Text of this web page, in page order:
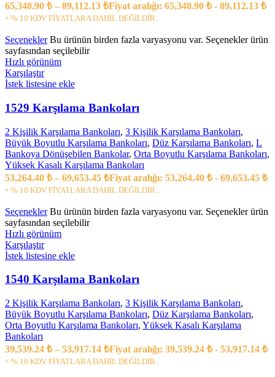
65,348.90 ₺ – 89,112.13 ₺Fiyat aralığı: 65,348.90 ₺ - 89,112.13 ₺
+ % 10 KDV FİYATLARA DAHİL DEĞİLDİR..
Seçenekler Bu ürünün birden fazla varyasyonu var. Seçenekler ürün
sayfasından seçilebilir
Hızlı görünüm
Karşılaştır
İstek listesine ekle
1529 Karşılama Bankoları
2 Kişilik Karşılama Bankoları, 3 Kişilik Karşılama Bankoları,
Büyük Boyutlu Karşılama Bankoları, Düz Karşılama Bankoları, L
Bankoya Dönüşebilen Bankolar, Orta Boyutlu Karşılama Bankoları,
Yüksek Kasalı Karşılama Bankoları
53,264.40 ₺ – 69,653.45 ₺Fiyat aralığı: 53,264.40 ₺ - 69,653.45 ₺
+ % 10 KDV FİYATLARA DAHİL DEĞİLDİR..
Seçenekler Bu ürünün birden fazla varyasyonu var. Seçenekler ürün
sayfasından seçilebilir
Hızlı görünüm
Karşılaştır
İstek listesine ekle
1540 Karşılama Bankoları
2 Kişilik Karşılama Bankoları, 3 Kişilik Karşılama Bankoları,
Büyük Boyutlu Karşılama Bankoları, Düz Karşılama Bankoları,
Orta Boyutlu Karşılama Bankoları, Yüksek Kasalı Karşılama
Bankoları
39,539.24 ₺ – 53,917.14 ₺Fiyat aralığı: 39,539.24 ₺ - 53,917.14 ₺
+ % 10 KDV FİYATLARA DAHİL DEĞİLDİR..